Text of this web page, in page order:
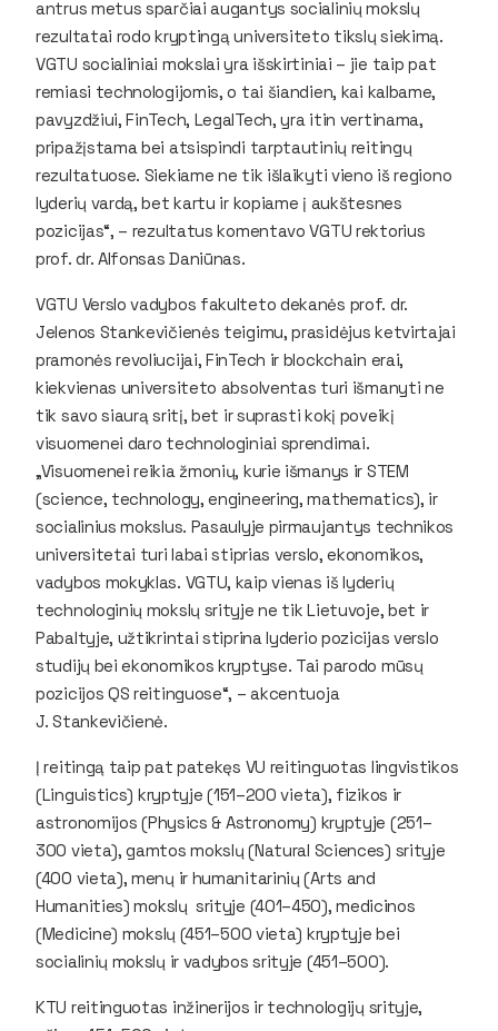
antrus metus sparčiai augantys socialinių mokslų
rezultatai rodo kryptingą universiteto tikslų siekimą.
VGTU socialiniai mokslai yra išskirtiniai – jie taip pat
remiasi technologijomis, o tai šiandien, kai kalbame,
pavyzdžiui, FinTech, LegalTech, yra itin vertinama,
pripažįstama bei atsispindi tarptautinių reitingų
rezultatuose. Siekiame ne tik išlaikyti vieno iš regiono
lyderių vardą, bet kartu ir kopiame į aukštesnes
pozicijas“, – rezultatus komentavo VGTU rektorius
prof. dr. Alfonsas Daniūnas.
VGTU Verslo vadybos fakulteto dekanės prof. dr.
Jelenos Stankevičienės teigimu, prasidėjus ketvirtajai
pramonės revoliucijai, FinTech ir blockchain erai,
kiekvienas universiteto absolventas turi išmanyti ne
tik savo siaurą sritį, bet ir suprasti kokį poveikį
visuomenei daro technologiniai sprendimai.
„Visuomenei reikia žmonių, kurie išmanys ir STEM
(science, technology, engineering, mathematics), ir
socialinius mokslus. Pasaulyje pirmaujantys technikos
universitetai turi labai stiprias verslo, ekonomikos,
vadybos mokyklas. VGTU, kaip vienas iš lyderių
technologinių mokslų srityje ne tik Lietuvoje, bet ir
Pabaltyje, užtikrintai stiprina lyderio pozicijas verslo
studijų bei ekonomikos kryptyse. Tai parodo mūsų
pozicijos QS reitinguose“, – akcentuoja
J. Stankevičienė.
Į reitingą taip pat patekęs VU reitinguotas lingvistikos
(Linguistics) kryptyje (151–200 vieta), fizikos ir
astronomijos (Physics & Astronomy) kryptyje (251–
300 vieta), gamtos mokslų (Natural Sciences) srityje
(400 vieta), menų ir humanitarinių (Arts and
Humanities) mokslų srityje (401–450), medicinos
(Medicine) mokslų (451–500 vieta) kryptyje bei
socialinių mokslų ir vadybos srityje (451–500).
KTU reitinguotas inžinerijos ir technologijų srityje,